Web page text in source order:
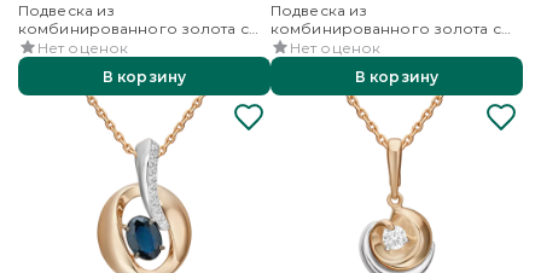
Подвеска из
комбинированного золота с
сапфиром и бриллиантами
Нет оценок
В корзину
Подвеска из
комбинированного золота с
бриллиантами
Нет оценок
В корзину